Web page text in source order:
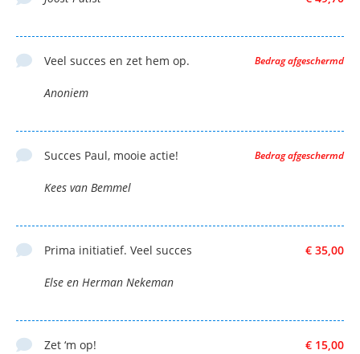
Bedrag afgeschermd
Veel succes en zet hem op.
Anoniem
Bedrag afgeschermd
Succes Paul, mooie actie!
Kees van Bemmel
€ 35,00
Prima initiatief. Veel succes
Else en Herman Nekeman
€ 15,00
Zet ‘m op!